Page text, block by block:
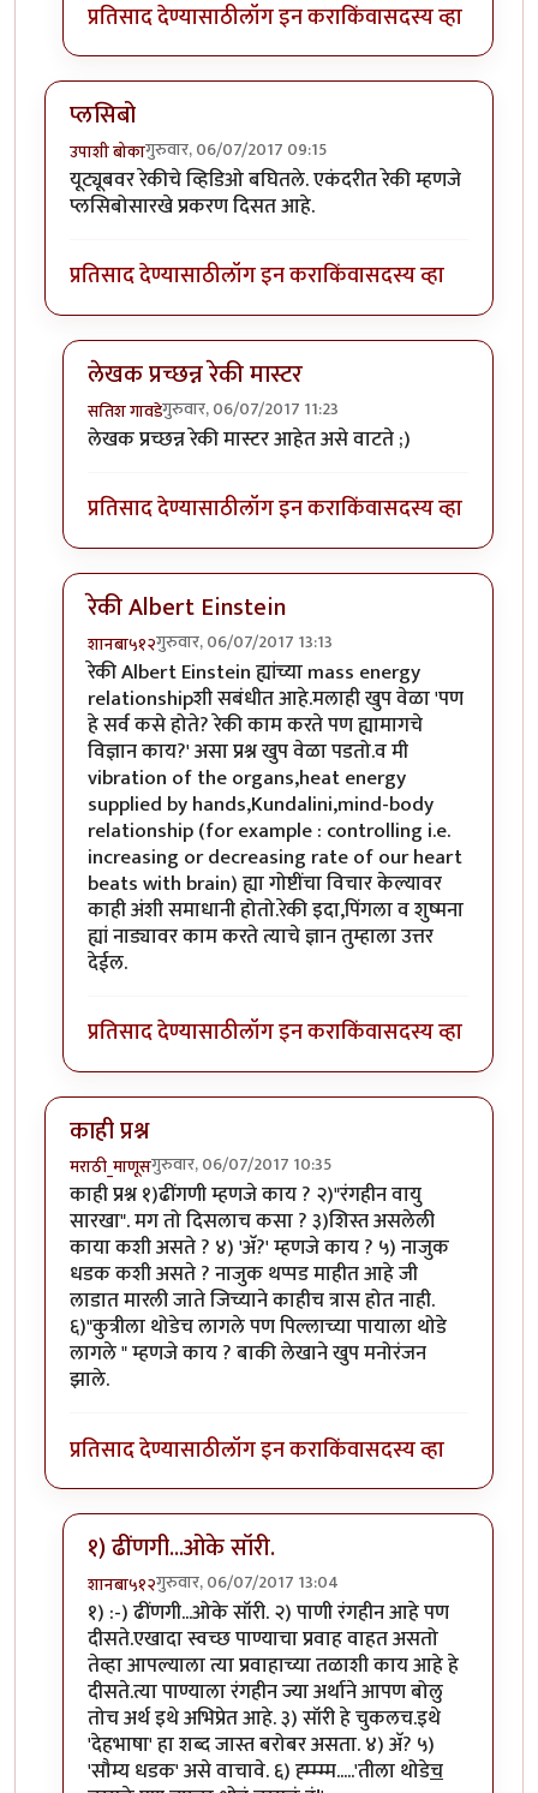
प्रतिसाद देण्यासाठीलॉग इन कराकिंवासदस्य व्हा
प्लसिबो
उपाशी बोकागुरुवार, 06/07/2017 09:15
यूट्यूबवर रेकीचे व्हिडिओ बघितले. एकंदरीत रेकी म्हणजे
प्लसिबोसारखे प्रकरण दिसत आहे.
प्रतिसाद देण्यासाठीलॉग इन कराकिंवासदस्य व्हा
लेखक प्रच्छन्न रेकी मास्टर
सतिश गावडेगुरुवार, 06/07/2017 11:23
In reply toप्लसिबोbyउपाशी बोका
लेखक प्रच्छन्न रेकी मास्टर आहेत असे वाटते ;)
प्रतिसाद देण्यासाठीलॉग इन कराकिंवासदस्य व्हा
रेकी Albert Einstein
शानबा५१२गुरुवार, 06/07/2017 13:13
In reply toप्लसिबोbyउपाशी बोका
रेकी Albert Einstein ह्यांच्या mass energy
relationshipशी सबंधीत आहे.मलाही खुप वेळा 'पण
हे सर्व कसे होते? रेकी काम करते पण ह्यामागचे
विज्ञान काय?' असा प्रश्न खुप वेळा पडतो.व मी
vibration of the organs,heat energy
supplied by hands,Kundalini,mind-body
relationship (for example : controlling i.e.
increasing or decreasing rate of our heart
beats with brain) ह्या गोष्टींचा विचार केल्यावर
काही अंशी समाधानी होतो.रेकी इदा,पिंगला व शुष्मना
ह्यां नाड्यावर काम करते त्याचे ज्ञान तुम्हाला उत्तर
देईल.
प्रतिसाद देण्यासाठीलॉग इन कराकिंवासदस्य व्हा
काही प्रश्न
मराठी_माणूसगुरुवार, 06/07/2017 10:35
काही प्रश्न १)ढींगणी म्हणजे काय ? २)"रंगहीन वायु
सारखा". मग तो दिसलाच कसा ? ३)शिस्त असलेली
काया कशी असते ? ४) 'अ‍ॅ?' म्हणजे काय ? ५) नाजुक
धडक कशी असते ? नाजुक थप्पड माहीत आहे जी
लाडात मारली जाते जिच्याने काहीच त्रास होत नाही.
६)"कुत्रीला थोडेच लागले पण पिल्लाच्या पायाला थोडे
लागले " म्हणजे काय ? बाकी लेखाने खुप मनोरंजन
झाले.
प्रतिसाद देण्यासाठीलॉग इन कराकिंवासदस्य व्हा
१) ढींणगी...ओके सॉरी.
शानबा५१२गुरुवार, 06/07/2017 13:04
In reply toकाही प्रश्नbyमराठी_माणूस
१) :-) ढींणगी...ओके सॉरी. २) पाणी रंगहीन आहे पण
दीसते.एखादा स्वच्छ पाण्याचा प्रवाह वाहत असतो
तेव्हा आपल्याला त्या प्रवाहाच्या तळाशी काय आहे हे
दीसते.त्या पाण्याला रंगहीन ज्या अर्थाने आपण बोलु
तोच अर्थ इथे अभिप्रेत आहे. ३) सॉरी हे चुकलच.इथे
'देहभाषा' हा शब्द जास्त बरोबर असता. ४) अ‍ॅ? ५)
'सौम्य धडक' असे वाचावे. ६) ह्म्म्म्म.....'तीला थोडेच